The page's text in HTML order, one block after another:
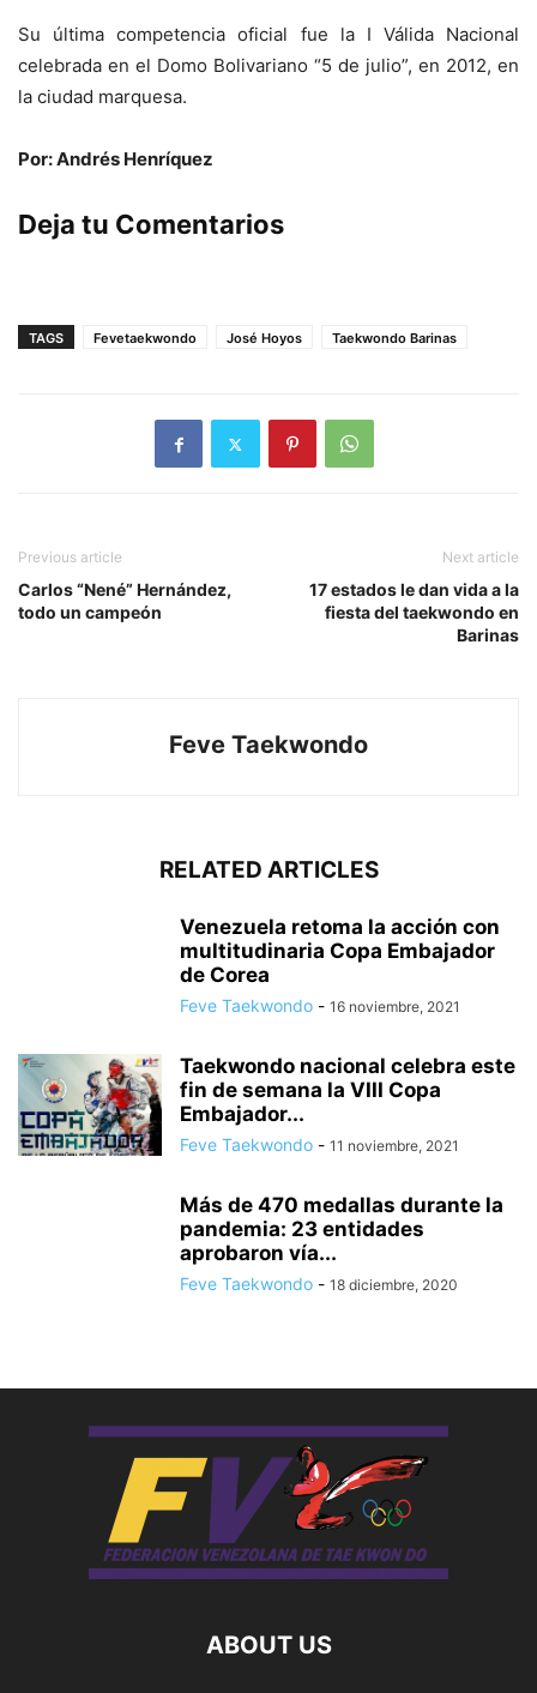
Su última competencia oficial fue la I Válida Nacional
celebrada en el Domo Bolivariano “5 de julio”, en 2012, en
la ciudad marquesa.
Por: Andrés Henríquez
Deja tu Comentarios
TAGS Fevetaekwondo José Hoyos Taekwondo Barinas
Previous article
Carlos “Nené” Hernández,
todo un campeón
Next article
17 estados le dan vida a la
fiesta del taekwondo en
Barinas
Feve Taekwondo
RELATED ARTICLES
Venezuela retoma la acción con
multitudinaria Copa Embajador
de Corea
Feve Taekwondo - 16 noviembre, 2021
Taekwondo nacional celebra este
fin de semana la VIII Copa
Embajador...
Feve Taekwondo - 11 noviembre, 2021
Más de 470 medallas durante la
pandemia: 23 entidades
aprobaron vía...
Feve Taekwondo - 18 diciembre, 2020
ABOUT US